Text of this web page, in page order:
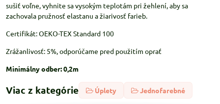
sušiť voľne, vyhnite sa vysokým teplotám pri žehlení, aby sa
zachovala pružnosť elastanu a žiarivosť farieb.
Certifikát: OEKO-TEX Standard 100
Zrážanlivosť: 5%, odporúčame pred použitím oprať
Minimálny odber: 0,2m
Viac z kategórie Úplety Jednofarebné